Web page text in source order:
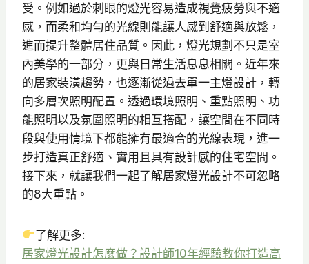
受。例如過於刺眼的燈光容易造成視覺疲勞與不適
感，而柔和均勻的光線則能讓人感到舒適與放鬆，
進而提升整體居住品質。因此，燈光規劃不只是室
內美學的一部分，更與日常生活息息相關。近年來
的居家裝潢趨勢，也逐漸從過去單一主燈設計，轉
向多層次照明配置。透過環境照明、重點照明、功
能照明以及氛圍照明的相互搭配，讓空間在不同時
段與使用情境下都能擁有最適合的光線表現，進一
步打造真正舒適、實用且具有設計感的住宅空間。
接下來，就讓我們一起了解居家燈光設計不可忽略
的8大重點。
了解更多:
居家燈光設計怎麼做？設計師10年經驗教你打造高